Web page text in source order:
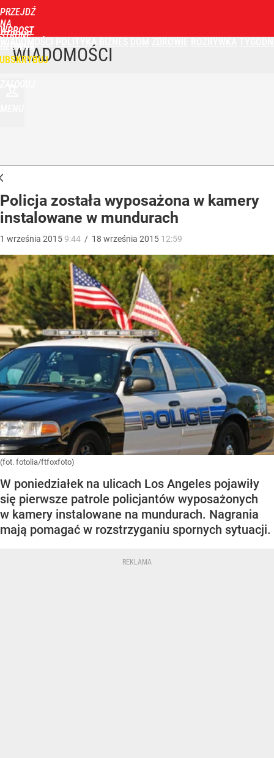
PRZEJDŹ
NA
STRONĘ
GŁÓWNĄ
WPROST
POLITYKA
WIADOMOŚCI
Policja została wyposażona w kamery
instalowane w mundurach
1 września 20159:44 / 18 września 2015 12:59
(fot. fotolia/ftfoxfoto)
W poniedziałek na ulicach Los Angeles pojawiły
się pierwsze patrole policjantów wyposażonych
w kamery instalowane na mundurach. Nagrania
mają pomagać w rozstrzyganiu spornych sytuacji.